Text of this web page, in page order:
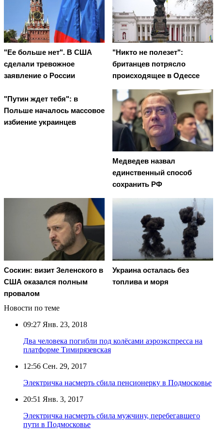
"Ее больше нет". В США
сделали тревожное
заявление о России
"Никто не полезет":
британцев потрясло
происходящее в Одессе
"Путин ждет тебя": в
Польше началось массовое
избиение украинцев
Медведев назвал
единственный способ
сохранить РФ
Соскин: визит Зеленского в
США оказался полным
провалом
Украина осталась без
топлива и моря
Новости по теме
09:27 Янв. 23, 2018
Два человека погибли под колёсами аэроэкспресса на
платформе Тимирязевская
12:56 Сен. 29, 2017
Электричка насмерть сбила пенсионерку в Подмосковье
20:51 Янв. 3, 2017
Электричка насмерть сбила мужчину, перебегавшего
пути в Подмосковье